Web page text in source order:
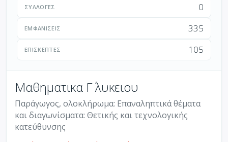
ΣΥΛΛΟΓΈΣ 0
ΕΜΦΑΝΊΣΕΙΣ 335
ΕΠΙΣΚΈΠΤΕΣ 105
Μαθηματικα Γ΄ λυκειου
Παράγωγος, ολοκλήρωμα: Επαναληπτικά θέματα
και διαγωνίσματα: Θετικής και τεχνολογικής
κατεύθυνσης